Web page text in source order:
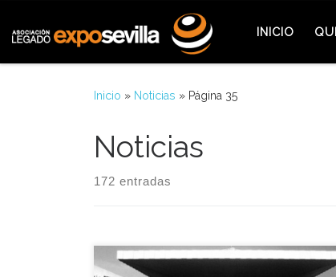
INICIO
Inicio » Noticias » Página 35
Noticias
172 entradas